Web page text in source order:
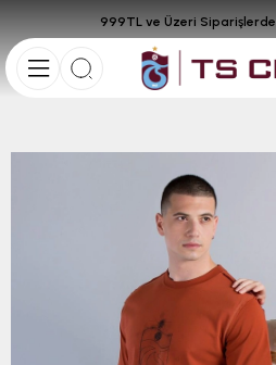
999TL ve Üzeri